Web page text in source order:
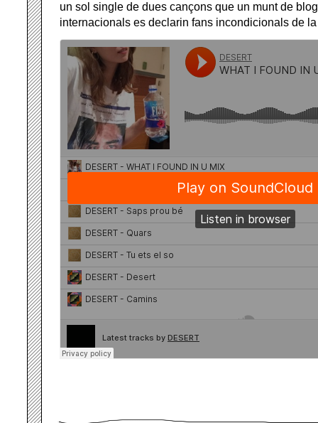
un sol single de dues cançons que un munt de
internacionals es declarin fans incondicionals de